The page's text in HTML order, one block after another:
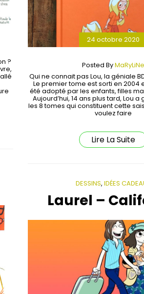
?
24 octobre 2020
Posted ByMaRyLiNe
Qui ne connait pas Lou, la géniale
Le premier tome est sorti en 2004
été adopté par les enfants, filles
Aujourd’hui, 14 ans plus tard, Lou
les 8 tomes qui constituent cette
voulez faire
Lire La Suite
DESSINS, IDÉES
Laurel –